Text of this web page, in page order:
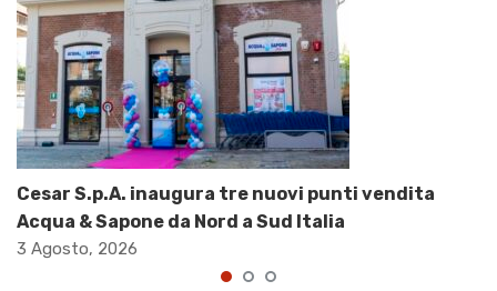
Cesar S.p.A. inaugura tre nuovi punti vendita
Acqua & Sapone da Nord a Sud Italia
3 Agosto, 2026